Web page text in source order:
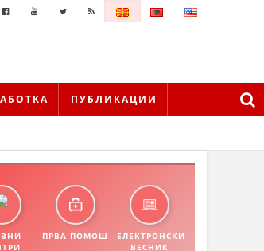
ПУБЛИКАЦИИ
ПРВА ПОМОШ
ЕЛЕКТРОНСКИ
ВЕСНИК